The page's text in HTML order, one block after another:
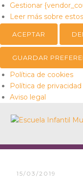
Gestionar
Leer más sobre
ACEPTAR
GUARDAR
Política de cookies
Política de privacidad
Aviso legal
15/03/2019